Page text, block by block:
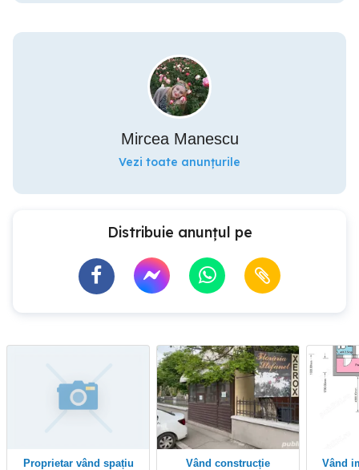
Mircea Manescu
Vezi toate anunțurile
Distribuie anunțul pe
Proprietar vând spațiu
Vând construcție
Vând imobil central 35